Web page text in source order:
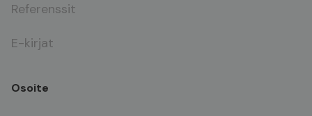
Referenssit
E-kirjat
Osoite